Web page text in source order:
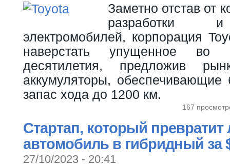
Заметно отстав от
разработки и
электромобилей, корпорация
наверстать упущенное во
десятилетия, предложив
аккумуляторы, обеспечивающие
запас хода до 1200 км.
167
Стартап, который
автомобиль в гибридный за
27/10/2023 - 20:41